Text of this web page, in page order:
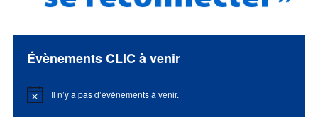
Évènements CLIC à venir
Notice Il n’y a pas d’évènements à venir.